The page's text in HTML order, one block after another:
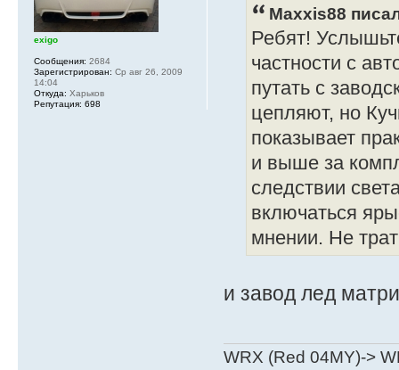
Maxxis88
Ребят!
частности с
путать с
цепляют, но
показывает
и выше за
следствии
включаться
мнении. Не
и завод лед
WRX (Red 04MY)->
exigo
Сообщения: 2684
Зарегистрирован: Ср авг 26, 2009
14:04
Откуда: Харьков
Репутация: 698